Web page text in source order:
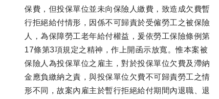
保費，但投保單位並未向保險人繳費，致造成欠費暫
行拒絕給付情形，因係不可歸責於受僱勞工之被保險
人，為保障勞工老年給付權益，爰依勞工保險條例第
17條第3項規定之精神，作上開函示放寬。惟本案被
保險人為投保單位之雇主，對於投保單位欠費及滯納
金應負繳納之責，與投保單位欠費不可歸責勞工之情
形不同，故案內雇主於暫行拒絕給付期間內退職、退